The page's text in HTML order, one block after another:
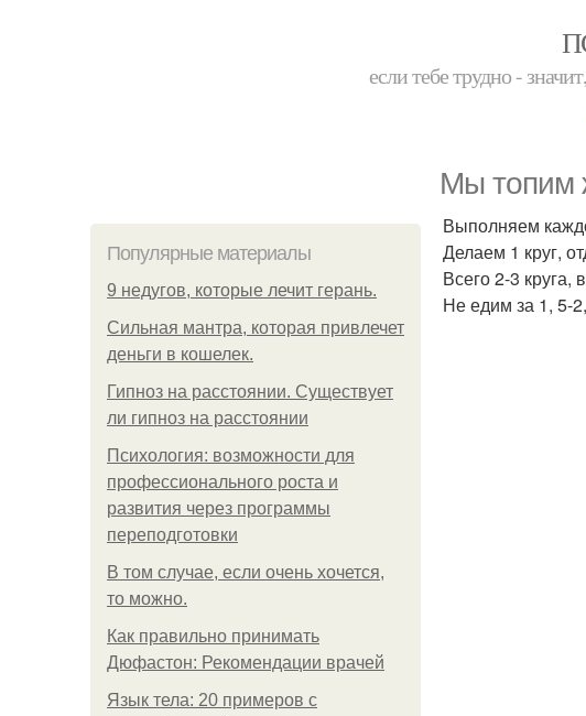
если тебе трудно -
Мы топим
Популярные материалы
9 недугов, которые лечит герань.
Сильная мантра, которая привлечет
деньги в кошелек.
Гипноз на расстоянии. Существует
ли гипноз на расстоянии
Психология: возможности для
профессионального роста и
развития через программы
переподготовки
В том случае, если очень хочется,
то можно.
Как правильно принимать
Дюфастон: Рекомендации врачей
Язык тела: 20 примеров с
Выполняем
Делаем 1 круг,
Всего 2-3 круга,
Не едим за 1, 5-